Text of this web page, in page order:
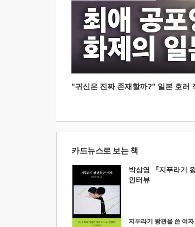
"귀신은 진짜 존재할까?" 일본 호러
카드뉴스로 보는 책
박상영 『지푸라기
인터뷰
지푸라기 왕관을 쓴 여자